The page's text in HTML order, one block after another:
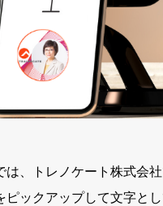
は、トレノケート株式会
ピックアップして文字とし